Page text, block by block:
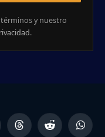
y nuestro
.
Threads Reddit